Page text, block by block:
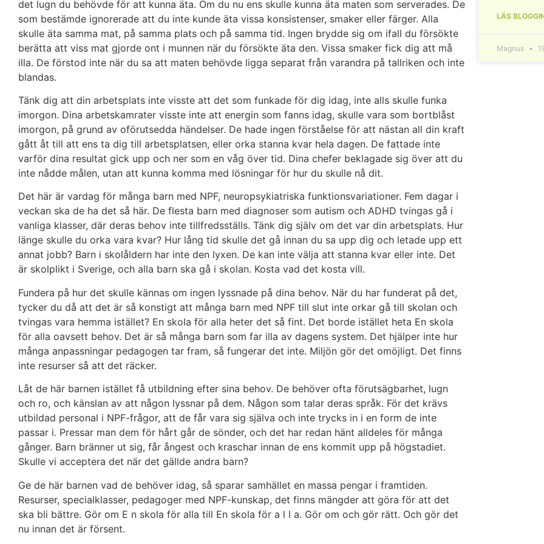
det lugn du behövde för att kunna äta. Om du nu ens skulle kunna äta maten som serverades. De
som bestämde ignorerade att du inte kunde äta vissa konsistenser, smaker eller färger. Alla
skulle äta samma mat, på samma plats och på samma tid. Ingen brydde sig om ifall du försökte
berätta att viss mat gjorde ont i munnen när du försökte äta den. Vissa smaker fick dig att må
illa. De förstod inte när du sa att maten behövde ligga separat från varandra på tallriken och inte
blandas.
Tänk dig att din arbetsplats inte visste att det som funkade för dig idag, inte alls skulle funka
imorgon. Dina arbetskamrater visste inte att energin som fanns idag, skulle vara som bortblåst
imorgon, på grund av oförutsedda händelser. De hade ingen förståelse för att nästan all din kraft
gått åt till att ens ta dig till arbetsplatsen, eller orka stanna kvar hela dagen. De fattade inte
varför dina resultat gick upp och ner som en våg över tid. Dina chefer beklagade sig över att du
inte nådde målen, utan att kunna komma med lösningar för hur du skulle nå dit.
Det här är vardag för många barn med NPF, neuropsykiatriska funktionsvariationer. Fem dagar i
veckan ska de ha det så här. De flesta barn med diagnoser som autism och ADHD tvingas gå i
vanliga klasser, där deras behov inte tillfredsställs. Tänk dig själv om det var din arbetsplats. Hur
länge skulle du orka vara kvar? Hur lång tid skulle det gå innan du sa upp dig och letade upp ett
annat jobb? Barn i skolåldern har inte den lyxen. De kan inte välja att stanna kvar eller inte. Det
är skolplikt i Sverige, och alla barn ska gå i skolan. Kosta vad det kosta vill.
Fundera på hur det skulle kännas om ingen lyssnade på dina behov. När du har funderat på det,
tycker du då att det är så konstigt att många barn med NPF till slut inte orkar gå till skolan och
tvingas vara hemma istället? En skola för alla heter det så fint. Det borde istället heta En skola
för alla oavsett behov. Det är så många barn som far illa av dagens system. Det hjälper inte hur
många anpassningar pedagogen tar fram, så fungerar det inte. Miljön gör det omöjligt. Det finns
inte resurser så att det räcker.
Låt de här barnen istället få utbildning efter sina behov. De behöver ofta förutsägbarhet, lugn
och ro, och känslan av att någon lyssnar på dem. Någon som talar deras språk. För det krävs
utbildad personal i NPF-frågor, att de får vara sig själva och inte trycks in i en form de inte
passar i. Pressar man dem för hårt går de sönder, och det har redan hänt alldeles för många
gånger. Barn bränner ut sig, får ångest och kraschar innan de ens kommit upp på högstadiet.
Skulle vi acceptera det när det gällde andra barn?
Ge de här barnen vad de behöver idag, så sparar samhället en massa pengar i framtiden.
Resurser, specialklasser, pedagoger med NPF-kunskap, det finns mängder att göra för att det
ska bli bättre. Gör om E n skola för alla till En skola för a l l a. Gör om och gör rätt. Och gör det
nu innan det är försent.
LÄS
Magnus